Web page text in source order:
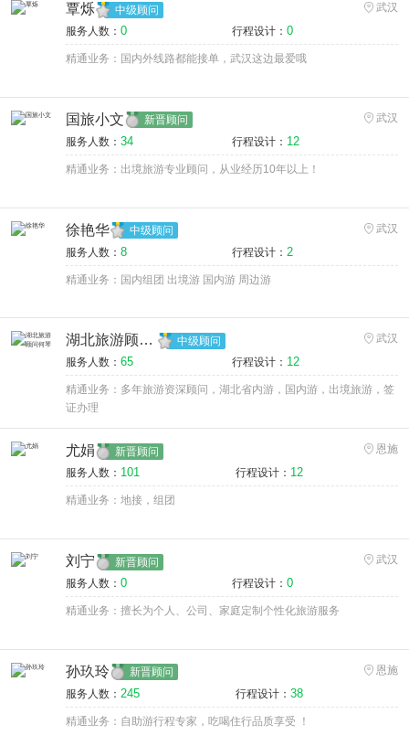
覃烁 中级顾问
武汉
服务人数： 0 行程设计： 0
精通业务：国内外线路都能接单，武汉这边最爱哦
国旅小文 新晋顾问
武汉
服务人数： 34 行程设计： 12
精通业务：出境旅游专业顾问，从业经历10年以上！
徐艳华 中级顾问
武汉
服务人数： 8 行程设计： 2
精通业务：国内组团 出境游 国内游 周边游
湖北旅游顾问何琴 中级顾问
武汉
服务人数： 65 行程设计： 12
精通业务：多年旅游资深顾问，湖北省内游，国内游，出境旅游，签
证办理
尤娟 新晋顾问
恩施
服务人数： 101 行程设计： 12
精通业务：地接，组团
刘宁 新晋顾问
武汉
服务人数： 0 行程设计： 0
精通业务：擅长为个人、公司、家庭定制个性化旅游服务
孙玖玲 新晋顾问
恩施
服务人数： 245 行程设计： 38
精通业务：自助游行程专家，吃喝住行品质享受 ！